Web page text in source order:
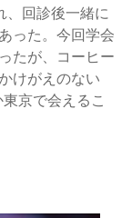
、回診後一緒に
った。今回学会
たが、コーヒー
けがえのない
京で会えるこ